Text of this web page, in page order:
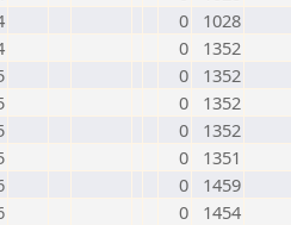
0
1028
0
1352
0
1352
0
1352
0
1352
0
1351
0
1459
0
1454